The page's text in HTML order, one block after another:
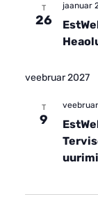
T
26
jaanuar
veebruar 2027
T
9
veebruar